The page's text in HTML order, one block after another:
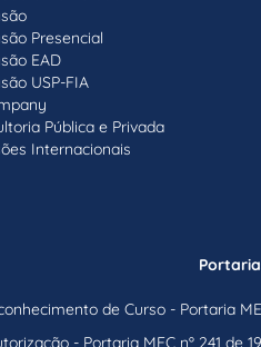
Presencial
EAD
USP-FIA
Pública e Privada
Internacionais
de Curso - Portaria
- Portaria MEC nº 241 de